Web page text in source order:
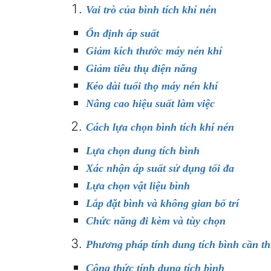
Vai trò của bình tích khí nén
Ổn định áp suất
Giảm kích thước máy nén khí
Giảm tiêu thụ điện năng
Kéo dài tuổi thọ máy nén khí
Nâng cao hiệu suất làm việc
Cách lựa chọn bình tích khí nén
Lựa chọn dung tích bình
Xác nhận áp suất sử dụng tối đa
Lựa chọn vật liệu bình
Lắp đặt bình và không gian bố trí
Chức năng đi kèm và tùy chọn
Phương pháp tính dung tích bình cần
Công thức tính dung tích bình